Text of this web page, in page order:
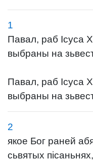
1
Павал, раб Ісуса
выбраны на
Павал, раб Ісуса
выбраны на
2
якое Бог раней
сьвятых пісаньнях,